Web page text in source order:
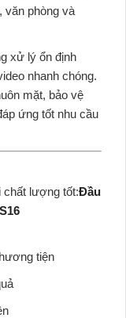
văn phòng và
xử lý ổn định
nhanh chóng.
mặt, bảo vệ
ứng tốt nhu cầu
lượng tốt:Đầu
tiện